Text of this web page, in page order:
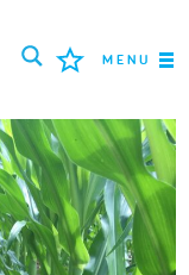
MENU